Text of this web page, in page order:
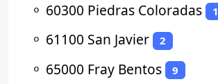
⚬ 60300 Piedras Coloradas 1
⚬ 61100 San Javier 2
⚬ 65000 Fray Bentos 9